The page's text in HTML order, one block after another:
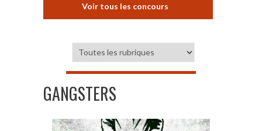
Voir tous les concours
GANGSTERS